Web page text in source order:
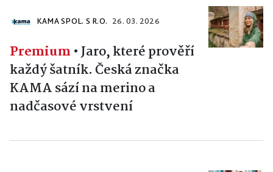
KAMA SPOL. S R.O. 26. 03. 2026
Premium •Jaro, které prověří
každý šatník. Česká značka
KAMA sází na merino a
nadčasové vrstvení